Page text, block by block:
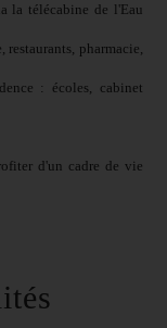
la télécabine de l'Eau
restaurants, pharmacie,
: écoles, cabinet
d'un cadre de vie